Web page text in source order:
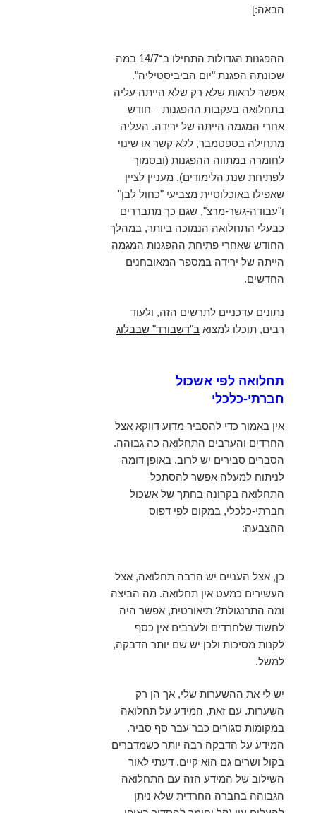
הבאה:]
ההפגנות הגדולות התחילו ב־14/7 במה
שכונתה הפגנת "יום הביביסטיליה".
אפשר לראות שלא רק שלא הייתה עליה
בתחלואה בעקבות ההפגנות – חודש
אחרי המגמה הייתה של ירידה. העליה
מתחילה בספטמבר, ללא קשר או שינוי
לחומרה במתווה ההפגנות (ובסמוך
לפתיחת שנת הלימודים). מעניין לציין
שאפילו באוכלוסיית מצביעי "כחול לבן"
ו"עבודה-גשר-מרצ", שגם כך מתבררים
כבעלי התחלואה הנמוכה ביותר, במהלך
החודש שאחרי פתיחת ההפגנות המגמה
הייתה של ירידה במספר המאובחנים
החדשים.
נתונים עדכניים לתרשים הזה, ולעוד
רבים, תוכלו למצוא ב"דשבורד" שבבלוג
תחלואה לפי אשכול
חברתי-כלכלי
אין באמור כדי להסביר מדוע דווקא אצל
החרדים והערבים התחלואה כה גבוהה.
הסברים סבירים יש לרוב. באופן דומה
לניתוח למעלה אפשר להסתכל
התחלואה בקרונה בחתך של אשכול
חברתי-כלכלי, במקום לפי דפוס
ההצבעה:
כן, אצל העניים יש הרבה תחלואה, אצל
העשירים כמעט אין תחלואה. מה הביצה
ומה התרנגולת? תיאורטית, אפשר היה
לחשוד שלחרדים ולערבים אין כסף
לקנות מסיכות ולכן יש שם יותר הדבקה,
למשל.
יש לי את ההשערות שלי, אך הן רק
השערות. עם זאת, המידע על תחלואה
במקומות סגורים כבר עבר סף סביר.
המידע על הדבקה רבה יותר כשמדברים
בקול ושרים גם הוא קיים. דעתי לאור
השילוב של המידע הזה עם התחלואה
הגבוהה בחברה החרדית שלא ניתן